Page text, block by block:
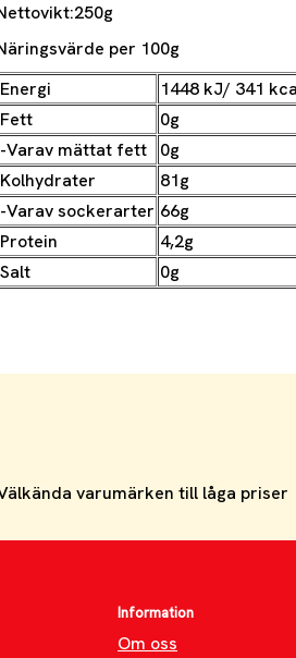
per 100g
Energi
1448 kJ/ 341
Fett
0g
-Varav mättat fett
0g
Kolhydrater
81g
-Varav sockerarter 66g
Protein
4,2g
Salt
0g
varumärken till låga priser
Information
Om oss